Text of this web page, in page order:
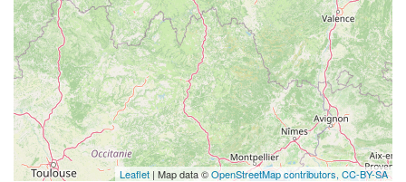
Leaflet | Map data ©OpenStreetMap contributors, CC-BY-SA